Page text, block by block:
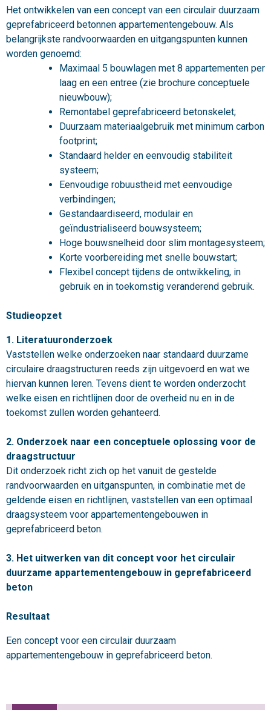
Het ontwikkelen van een concept van een circulair duurzaam
geprefabriceerd betonnen appartementengebouw. Als
belangrijkste randvoorwaarden en uitgangspunten kunnen
worden genoemd:
Maximaal 5 bouwlagen met 8 appartementen per
laag en een entree (zie brochure conceptuele
nieuwbouw);
Remontabel geprefabriceerd betonskelet;
Duurzaam materiaalgebruik met minimum carbon
footprint;
Standaard helder en eenvoudig stabiliteit
systeem;
Eenvoudige robuustheid met eenvoudige
verbindingen;
Gestandaardiseerd, modulair en
geïndustrialiseerd bouwsysteem;
Hoge bouwsnelheid door slim montagesysteem;
Korte voorbereiding met snelle bouwstart;
Flexibel concept tijdens de ontwikkeling, in
gebruik en in toekomstig veranderend gebruik.
Studieopzet
1. Literatuuronderzoek
Vaststellen welke onderzoeken naar standaard duurzame
circulaire draagstructuren reeds zijn uitgevoerd en wat we
hiervan kunnen leren. Tevens dient te worden onderzocht
welke eisen en richtlijnen door de overheid nu en in de
toekomst zullen worden gehanteerd.
2. Onderzoek naar een conceptuele oplossing voor de
draagstructuur
Dit onderzoek richt zich op het vanuit de gestelde
randvoorwaarden en uitganspunten, in combinatie met de
geldende eisen en richtlijnen, vaststellen van een optimaal
draagsysteem voor appartementengebouwen in
geprefabriceerd beton.
3. Het uitwerken van dit concept voor het circulair
duurzame appartementengebouw in geprefabriceerd
beton
Resultaat
Een concept voor een circulair duurzaam
appartementengebouw in geprefabriceerd beton.